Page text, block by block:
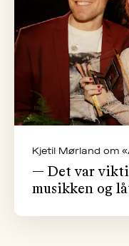
Kjetil Mørland om
— Det var
musikken og